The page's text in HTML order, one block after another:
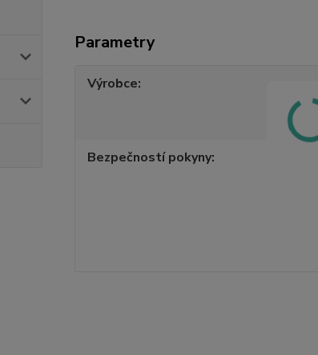
Parametry
Výrobce
Bezpečností pokyny